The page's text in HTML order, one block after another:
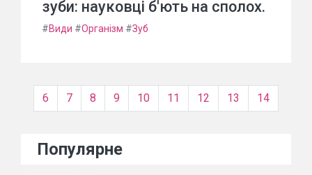
зуби: науковці б'ють на сполох.
#Види #Організм #Зуб
6 7 8 9 10 11 12 13 14
Популярне